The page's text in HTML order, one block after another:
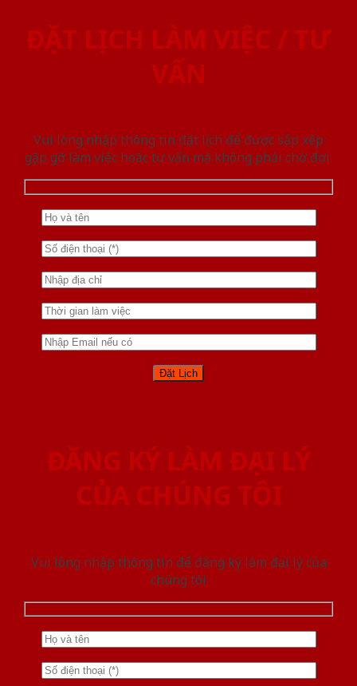
ĐẶT LỊCH LÀM VIỆC / TƯ
VẤN
Vui lòng nhập thông tin đặt lịch để được sắp xếp
gặp gỡ làm việc hoăc tư vấn mà không phải chờ đợi.
ĐĂNG KÝ LÀM ĐẠI LÝ
CỦA CHÚNG TÔI
Vui lòng nhập thông tin để đăng ký làm đại lý của
chúng tôi